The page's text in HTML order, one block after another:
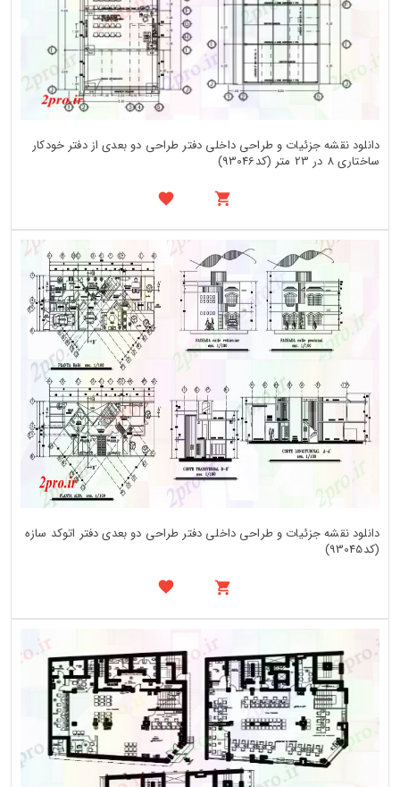
دانلود نقشه جزئیات و طراحی داخلی دفتر طراحی دو بعدی از دفتر خودکار
ساختاری 8 در 23 متر (کد93046)
دانلود نقشه جزئیات و طراحی داخلی دفتر طراحی دو بعدی دفتر اتوکد سازه
(کد93045)